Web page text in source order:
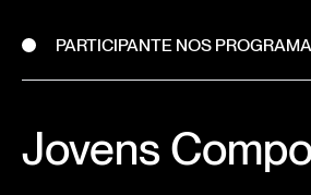
PARTICIPANTE NOS
Jovens